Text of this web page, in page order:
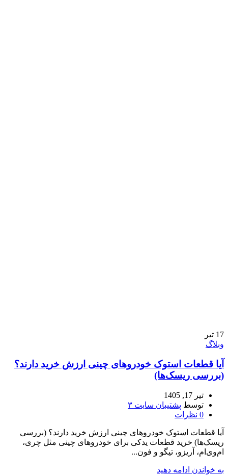
17 تیر
وبلاگ
آیا قطعات استوک خودروهای چینی ارزش خرید دارند؟
(بررسی ریسک‌ها)
تیر 17, 1405
توسط پشتیبان سایت ۳
0 نظرات
آیا قطعات استوک خودروهای چینی ارزش خرید دارند؟ (بررسی
ریسک‌ها) خرید قطعات یدکی برای خودروهای چینی مثل چری،
ام‌وی‌ام، آریزو، تیگو و فون...
به خواندن ادامه دهید